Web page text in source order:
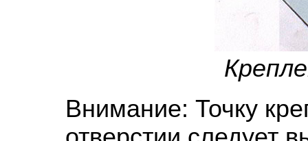
Внимание: Точку